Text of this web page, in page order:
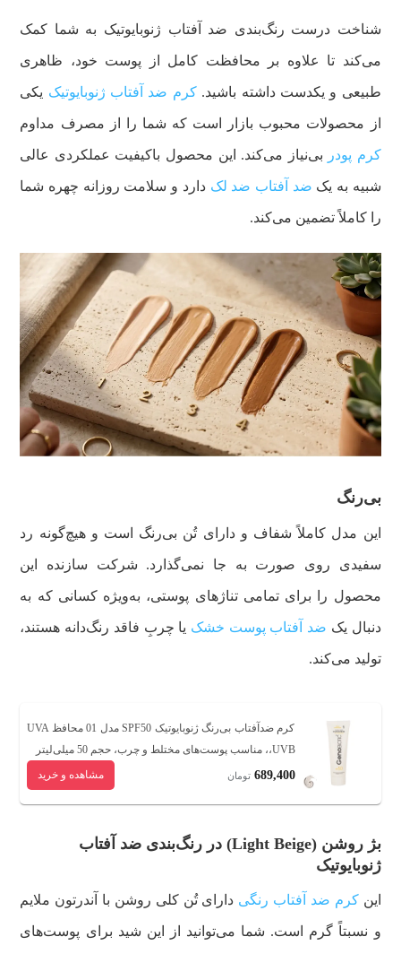
شناخت درست رنگ‌بندی ضد آفتاب ژنوبایوتیک به شما کمک
می‌کند تا علاوه بر محافظت کامل از پوست خود، ظاهری
طبیعی و یکدست داشته باشید.کرم ضد آفتاب ژنوبایوتیک یکی
از محصولات محبوب بازار است که شما را از مصرف مداوم
کرم پودر بی‌نیاز می‌کند. این محصول باکیفیت عملکردی عالی
شبیه به یک ضد آفتاب ضد لک دارد و سلامت روزانه چهره شما
را کاملاً تضمین می‌کند.
بی‌رنگ
این مدل کاملاً شفاف و دارای تُن بی‌رنگ است و هیچ‌گونه رد
سفیدی روی صورت به جا نمی‌گذارد. شرکت سازنده این
محصول را برای تمامی تناژهای پوستی، به‌ویژه کسانی که به
دنبال یک ضد آفتاب پوست خشک یا چربِ فاقد رنگ‌دانه هستند،
تولید می‌کند.
کرم ضدآفتاب بی‌رنگ ژنوبایوتیک SPF50 مدل 01 محافظ UVA
،UVB، مناسب پوست‌های مختلط و چرب، حجم 50 میلی‌لیتر
689,400 تومان مشاهده و خرید
بژ روشن (Light Beige) در رنگ‌بندی ضد آفتاب
ژنوبایوتیک
اینکرم ضد آفتاب رنگی دارای تُن کلی روشن با آندرتون ملایم
و نسبتاً گرم است. شما می‌توانید از این شید برای پوست‌های